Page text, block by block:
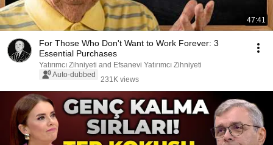
47:41
For Those Who Don't Want to Work Forever: 3
Essential Purchases
Yatırımcı Zihniyeti and Efsanevi Yatırımcı Zihniyeti
Auto-dubbed
231K views